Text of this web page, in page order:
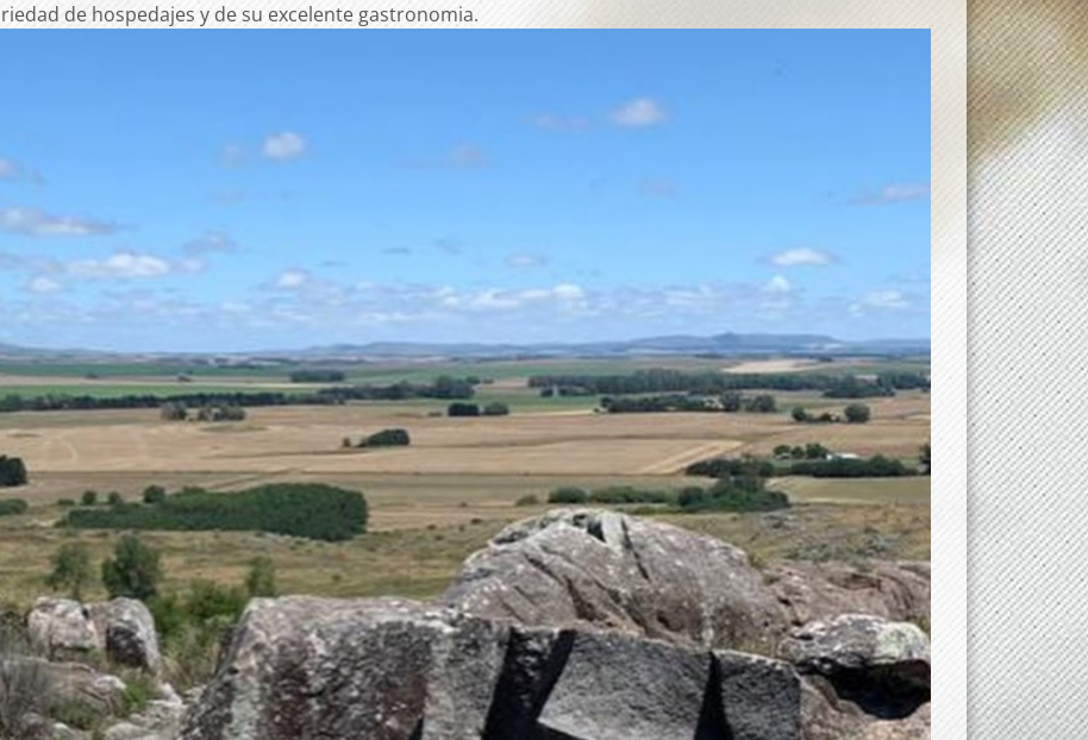
de hospedajes y de su excelente gastronomia.